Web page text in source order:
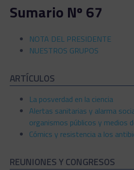
Sumario Nº 67
NOTA DEL PRESIDENTE
NUESTROS GRUPOS
ARTÍCULOS
La posverdad en la ciencia
Alertas sanitarias y alarma
organismos públicos y medios
Cómics y resistencia a los
REUNIONES Y CONGRESOS